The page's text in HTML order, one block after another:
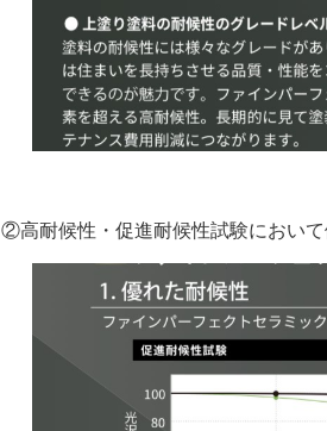
②高耐候性・促進耐候性試験において